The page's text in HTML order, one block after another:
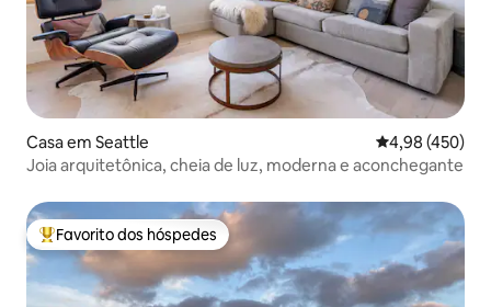
Casa em Seattle Classificação
4,98 (450)
Joia arquitetônica, cheia de luz, moderna e aconchegante
Favoritos dos hóspedes mais apreciados
Favorito dos hóspedes